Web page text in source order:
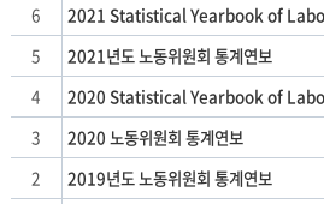
제
짜
6
5
2021년도 노동위원회 통계연보
4
3
2020 노동위원회 통계연보
2
2019년도 노동위원회 통계연보